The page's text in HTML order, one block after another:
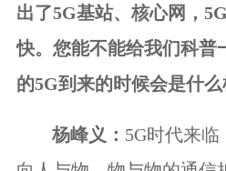
出了5G基站、核心网，
快。您能不能给我们科普
的5G到来的时候会是什么
杨峰义： 5G时代来